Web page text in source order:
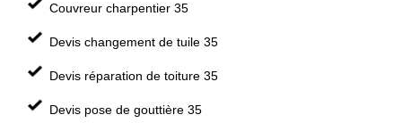
Couvreur charpentier 35
Devis changement de tuile 35
Devis réparation de toiture 35
Devis pose de gouttière 35